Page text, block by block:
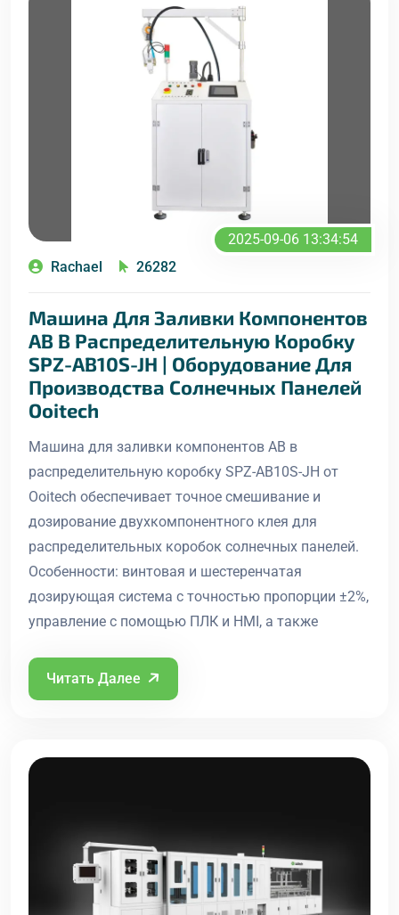
2025-09-06 13:34:54
Rachael
26282
Машина Для Заливки Компонентов
AB В Распределительную Коробку
SPZ-AB10S-JH | Оборудование Для
Производства Солнечных Панелей
Ooitech
Машина для заливки компонентов AB в
распределительную коробку SPZ-AB10S-JH от
Ooitech обеспечивает точное смешивание и
дозирование двухкомпонентного клея для
распределительных коробок солнечных панелей.
Особенности: винтовая и шестеренчатая
дозирующая система с точностью пропорции ±2%,
управление с помощью ПЛК и HMI, а также
Читать Далее